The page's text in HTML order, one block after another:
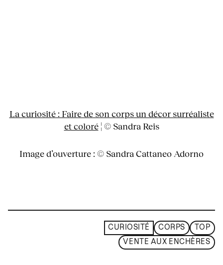
La curiosité : Faire de son corps un décor surréaliste
et coloré¦ © Sandra Reis
Image d’ouverture : © Sandra Cattaneo Adorno
CURIOSITÉ CORPS TOP
VENTE AUX ENCHÈRES